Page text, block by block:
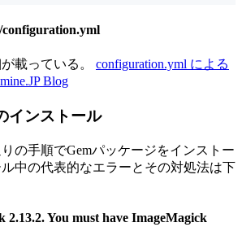
載っている。 configuration.yml による
Blog
インストール
の手順でGemパッケージをインストー
中の代表的なエラーとその対処法は下
You must have ImageMagick